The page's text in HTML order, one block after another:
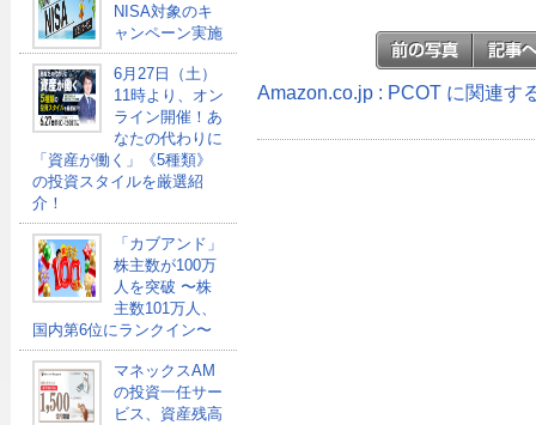
NISA対象のキ
ャンペーン実施
6月27日（土）
11時より、オン
ライン開催！あ
なたの代わりに
「資産が働く」《5種類》
の投資スタイルを厳選紹
介！
「カブアンド」
株主数が100万
人を突破 〜株
主数101万人、
国内第6位にランクイン〜
マネックスAM
の投資一任サー
ビス、資産残高
Amazon.co.jp : PCOT に関連す